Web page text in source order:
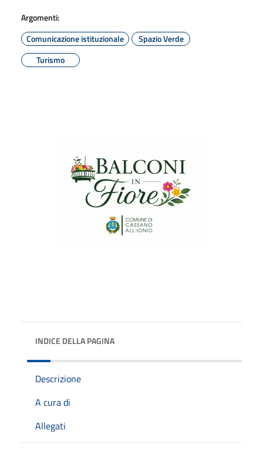
Argomenti:
Comunicazione istituzionale
Spazio Verde
Turismo
INDICE DELLA PAGINA
Descrizione
A cura di
Allegati